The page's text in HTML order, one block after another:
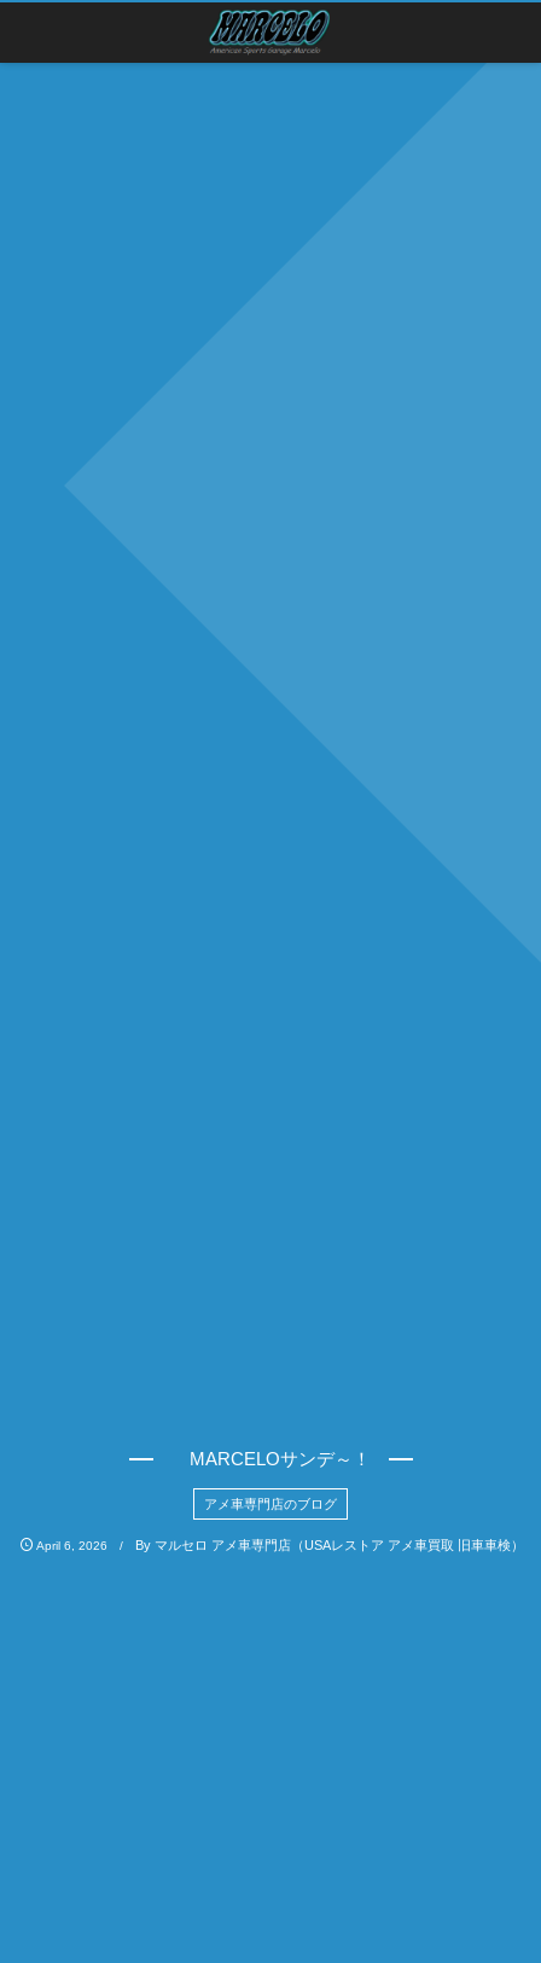
MARCELOサンデ～！
アメ車専門店のブログ
April 6 ,2026 By マルセロ アメ車専門店（USAレストア アメ車買取 旧車車検）